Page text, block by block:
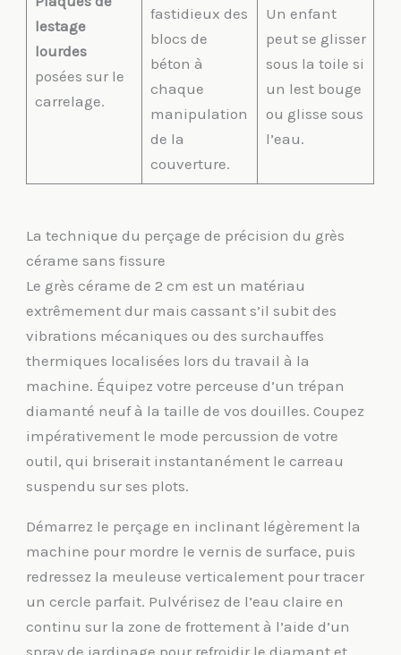
lestage
lourdes
posées sur le
carrelage.
fastidieux des
blocs de
béton à
chaque
manipulation
de la
couverture.
Un enfant
peut se glisser
sous la toile si
un lest bouge
ou glisse sous
l’eau.
La technique du perçage de précision du grès
cérame sans fissure
Le grès cérame de 2 cm est un matériau
extrêmement dur mais cassant s’il subit des
vibrations mécaniques ou des surchauffes
thermiques localisées lors du travail à la
machine. Équipez votre perceuse d’un trépan
diamanté neuf à la taille de vos douilles. Coupez
impérativement le mode percussion de votre
outil, qui briserait instantanément le carreau
suspendu sur ses plots.
Démarrez le perçage en inclinant légèrement la
machine pour mordre le vernis de surface, puis
redressez la meuleuse verticalement pour tracer
un cercle parfait. Pulvérisez de l’eau claire en
continu sur la zone de frottement à l’aide d’un
spray de jardinage pour refroidir le diamant et